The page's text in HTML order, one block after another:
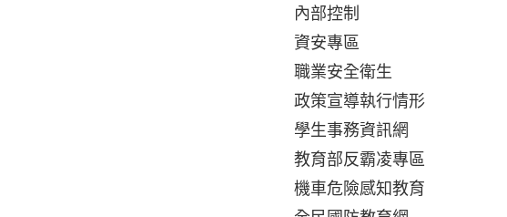
內部控制
資安專區
職業安全衛生
政策宣導執行情形
學生事務資訊網
教育部反霸凌專區
機車危險感知教育